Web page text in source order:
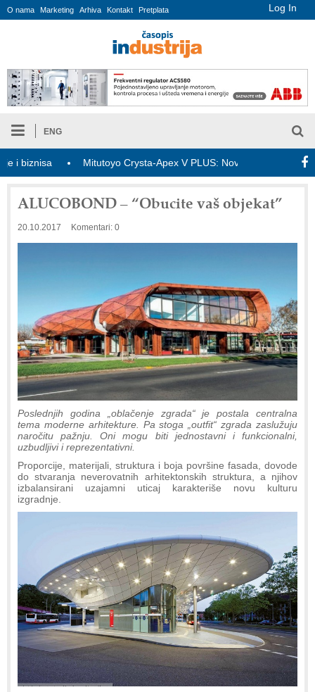
Log In
O nama Marketing Arhiva Kontakt Pretplata
ENG
Mitutoyo Crysta-Apex V PLUS: Nova era CNC merenja
ALUCOBOND – “Obucite vaš objekat”
20.10.2017 Komentari: 0
Poslednjih godina „oblačenje zgrada“ je postala centralna
tema moderne arhitekture. Pa stoga „outfit“ zgrada zaslužuju
naročitu pažnju. Oni mogu biti jednostavni i funkcionalni,
uzbudljivi i reprezentativni.
Proporcije, materijali, struktura i boja površine fasada, dovode
do stvaranja neverovatnih arhitektonskih struktura, a njihov
izbalansirani uzajamni uticaj karakteriše novu kulturu
izgradnje.